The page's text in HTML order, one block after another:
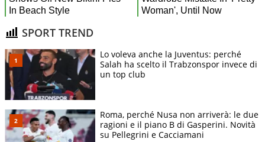
SPORT TREND
Lo voleva anche la Juventus: perché
Salah ha scelto il Trabzonspor invece di
un top club
Roma, perché Nusa non arriverà: le due
ragioni e il piano B di Gasperini. Novità
su Pellegrini e Cacciamani